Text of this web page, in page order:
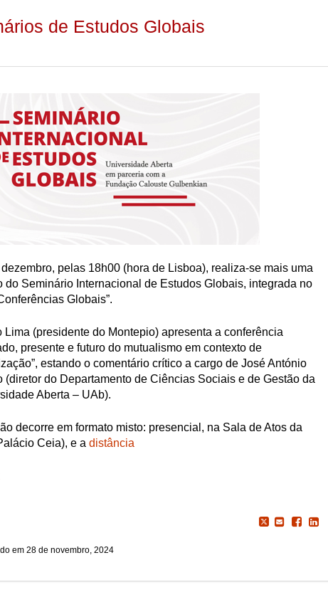
de Estudos Globais
pelas 18h00 (hora de Lisboa), realiza-se mais uma
do Seminário Internacional de Estudos Globais, integrada no
Globais”.
Lima (presidente do Montepio) apresenta a conferência
presente e futuro do mutualismo em contexto de
estando o comentário crítico a cargo de José António
(diretor do Departamento de Ciências Sociais e de Gestão da
Aberta – UAb).
decorre em formato misto: presencial, na Sala de Atos da
Ceia), e a distância
28 de novembro, 2024